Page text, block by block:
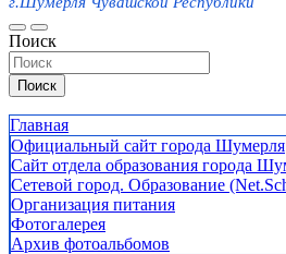
Поиск
Поиск
Главная
Официальный сайт города Шумерля
Сайт отдела образования города
Сетевой город. Образование
Организация питания
Фотогалерея
Архив фотоальбомов